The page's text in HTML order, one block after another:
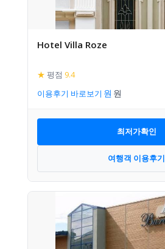
Hotel Villa Roze
★ 평점 9.4
이용후기 바로보기
최저가확인
여행객 이용후기